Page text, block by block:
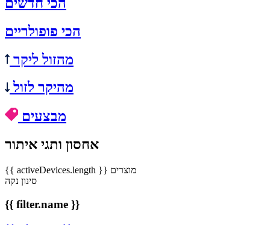
הכי פופולריים
מהזול ליקר
מהיקר לזול
מבצעים
אחסון ותגי איתור
{{ activeDevices.length }} מוצרים
סינון נקה
{{ filter.name }}